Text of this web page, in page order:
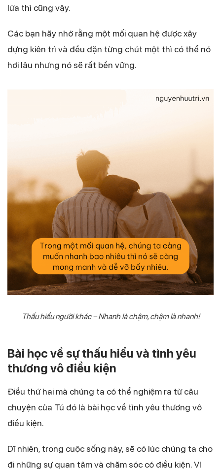
lứa thì cũng vậy.
Các bạn hãy nhớ rằng một mối quan hệ được xây
dựng kiên trì và đều đặn từng chút một thì có thể nó
hơi lâu nhưng nó sẽ rất bền vững.
Thấu hiểu người khác – Nhanh là chậm, chậm là nhanh!
Bài học về sự thấu hiểu và tình yêu
thương vô điều kiện
Điều thứ hai mà chúng ta có thể nghiệm ra từ câu
chuyện của Tú đó là bài học về tình yêu thương vô
điều kiện.
Dĩ nhiên, trong cuộc sống này, sẽ có lúc chúng ta cho
đi những sự quan tâm và chăm sóc có điều kiện. Ví